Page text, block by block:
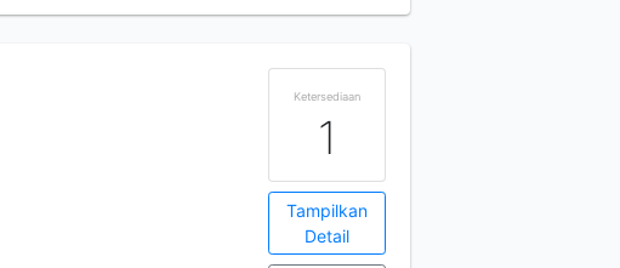
Ketersediaan
1
Tampilkan
Detail